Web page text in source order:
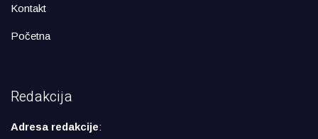
Kontakt
Početna
Redakcija
Adresa redakcije: